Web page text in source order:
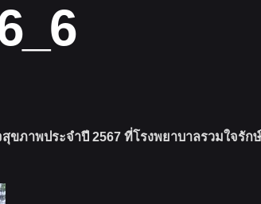
ภาพประจำปี 2567 ที่โรงพยาบาลรวมใจรักษ์